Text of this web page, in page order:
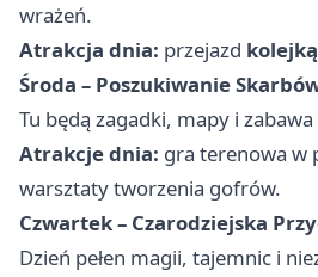
wrażeń.
Atrakcja dnia: przejazd
Środa – Poszukiwanie
Tu będą zagadki, mapy i
Atrakcje dnia: gra terenowa w
warsztaty tworzenia gofrów.
Czwartek – Czarodziejska
Dzień pełen magii, tajemnic i